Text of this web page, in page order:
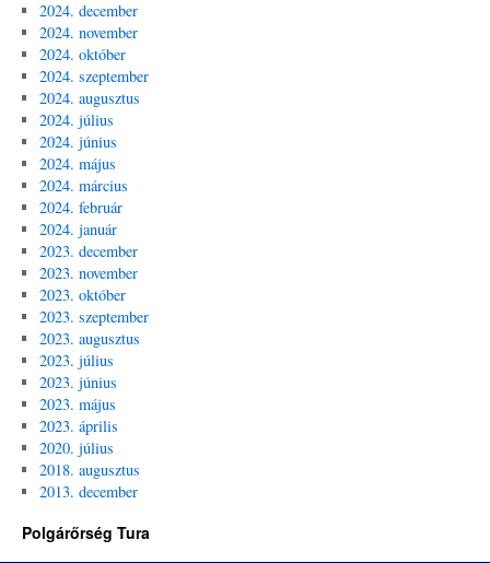
2024. december
2024. november
2024. október
2024. szeptember
2024. augusztus
2024. július
2024. június
2024. május
2024. március
2024. február
2024. január
2023. december
2023. november
2023. október
2023. szeptember
2023. augusztus
2023. július
2023. június
2023. május
2023. április
2020. július
2018. augusztus
2013. december
Polgárőrség Tura